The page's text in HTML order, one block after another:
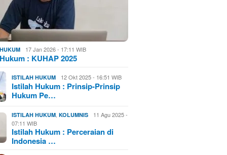
17 Jan 2026 - 17:11 WIB
: KUHAP 2025
ISTILAH HUKUM 12 Okt 2025 - 16:51 WIB
Istilah Hukum : Prinsip-Prinsip
Hukum Pe…
ISTILAH HUKUM ,KOLUMNIS
11 Agu 2025 -
07:11 WIB
Istilah Hukum : Perceraian di
Indonesia …